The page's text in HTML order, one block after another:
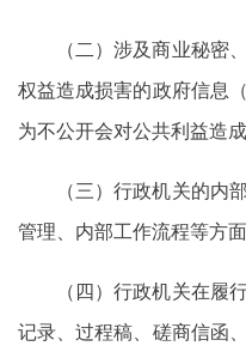
（二）涉及商业秘密
权益造成损害的政府信息
为不公开会对公共利益造
（三）行政机关的内
管理、内部工作流程等方面
（四）行政机关在履
记录、过程稿、磋商信函